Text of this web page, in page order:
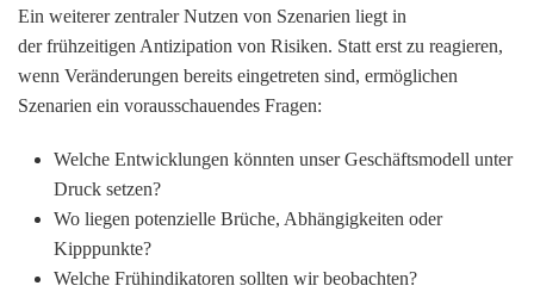
Ein weiterer zentraler Nutzen von Szenarien liegt in
derfrühzeitigen Antizipation von Risiken. Statt erst zu reagieren,
wenn Veränderungen bereits eingetreten sind, ermöglichen
Szenarien ein vorausschauendes Fragen:
Welche Entwicklungen könnten unser Geschäftsmodell unter
Druck setzen?
Wo liegen potenzielle Brüche, Abhängigkeiten oder
Kipppunkte?
Welche Frühindikatoren sollten wir beobachten?